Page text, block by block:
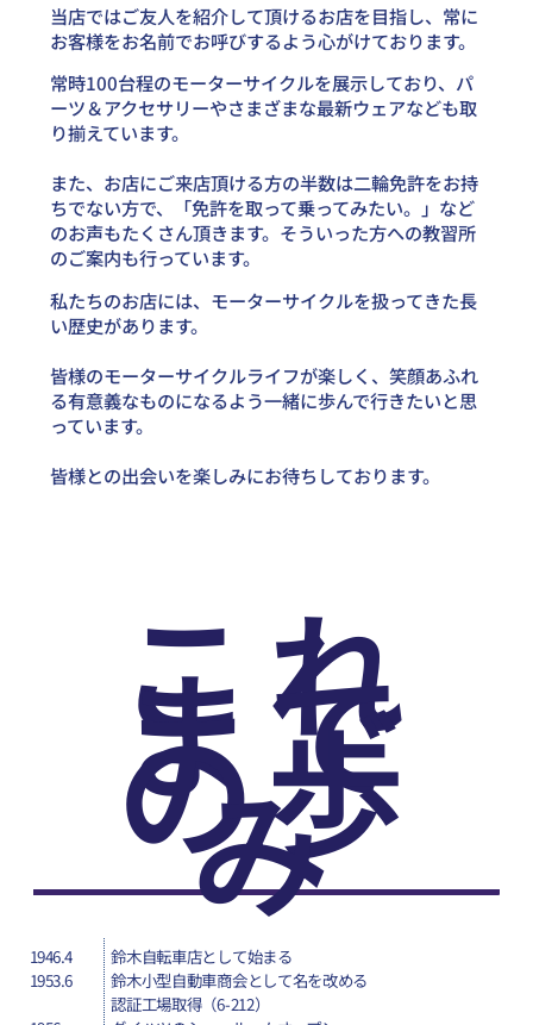
当店ではご友人を紹介して頂けるお店を目指し、常に
お客様をお名前でお呼びするよう心がけております。
常時100台程のモーターサイクルを展示しており、パ
ーツ＆アクセサリーやさまざまな最新ウェアなども取
り揃えています。
また、お店にご来店頂ける方の半数は二輪免許をお持
ちでない方で、「免許を取って乗ってみたい。」など
のお声もたくさん頂きます。そういった方への教習所
のご案内も行っています。
私たちのお店には、モーターサイクルを扱ってきた長
い歴史があります。
皆様のモーターサイクルライフが楽しく、笑顔あふれ
る有意義なものになるよう一緒に歩んで行きたいと思
っています。
皆様との出会いを楽しみにお待ちしております。
これ
まで
の歩
み
1946.4
1953.6
鈴木自転車店として始まる
鈴木小型自動車商会として名を改める
認証工場取得（6-212）